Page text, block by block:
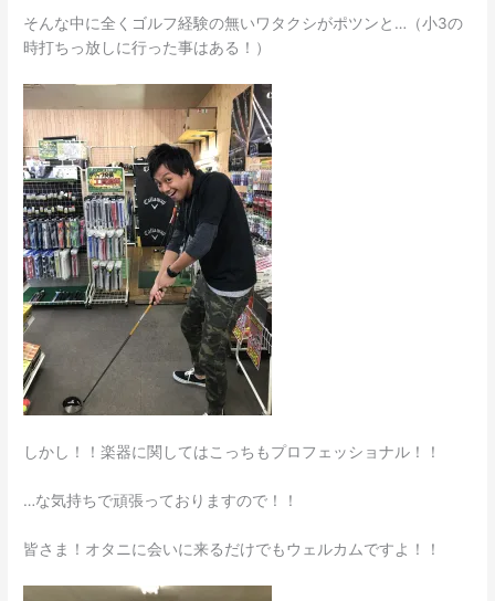
そんな中に全くゴルフ経験の無いワタクシがポツンと…（小3の
時打ちっ放しに行った事はある！）
しかし！！楽器に関してはこっちもプロフェッショナル！！
…な気持ちで頑張っておりますので！！
皆さま！オタニに会いに来るだけでもウェルカムですよ！！